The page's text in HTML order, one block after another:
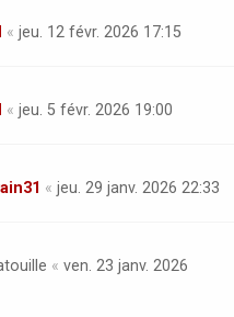
« jeu. 12 févr. 2026 17:15
« jeu. 5 févr. 2026 19:00
« jeu. 29 janv. 2026 22:33
« ven. 23 janv. 2026